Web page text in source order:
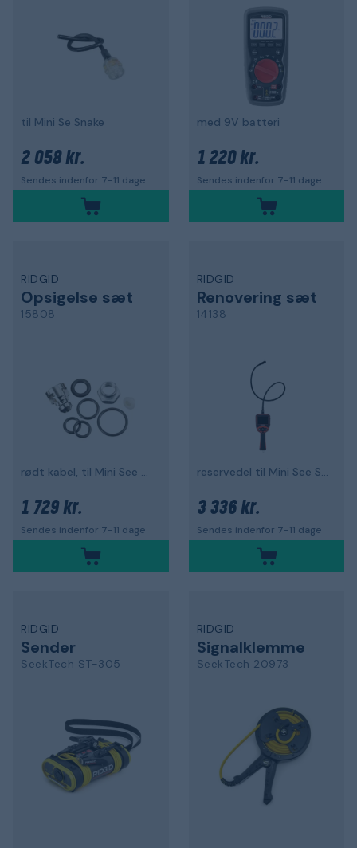
til Mini Se Snake
2 058 kr.
Sendes indenfor 7-11 dage
med 9V batteri
1 220 kr.
Sendes indenfor 7-11 dage
RIDGID
Opsigelse sæt
15808
rødt kabel, til Mini See Snake
1 729 kr.
Sendes indenfor 7-11 dage
RIDGID
Renovering sæt
14138
reservedel til Mini See Snake
3 336 kr.
Sendes indenfor 7-11 dage
RIDGID
Sender
SeekTech ST-305
RIDGID
Signalklemme
SeekTech 20973